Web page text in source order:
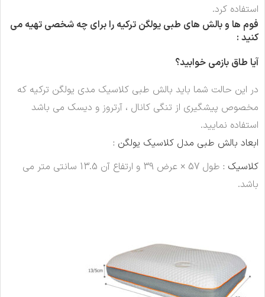
استفاده کرد.
فوم ها و بالش های طبی یولگن ترکیه را برای چه شخصی تهیه می
کنید :
آیا طاق بازمی خوابید؟
در این حالت شما باید بالش طبی کلاسیک مدی یولگن ترکیه که
مخصوص پیشگیری از تنگی کانال ، آرتروز و دیسک می باشد
استفاده نمایید.
ابعاد بالش طبی مدل کلاسیک یولگن :
کلاسیک :
طول 57 × عرض 39 و ارتفاع آن 13.5 سانتی متر می
باشد.